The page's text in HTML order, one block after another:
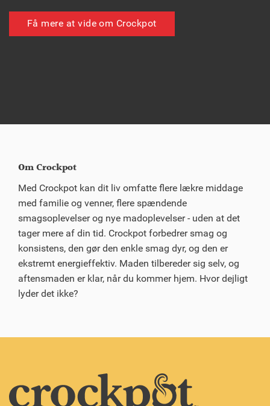
Få mere at vide om Crockpot
Om Crockpot
Med Crockpot kan dit liv omfatte flere lækre middage
med familie og venner, flere spændende
smagsoplevelser og nye madoplevelser - uden at det
tager mere af din tid. Crockpot forbedrer smag og
konsistens, den gør den enkle smag dyr, og den er
ekstremt energieffektiv. Maden tilbereder sig selv, og
aftensmaden er klar, når du kommer hjem. Hvor dejligt
lyder det ikke?